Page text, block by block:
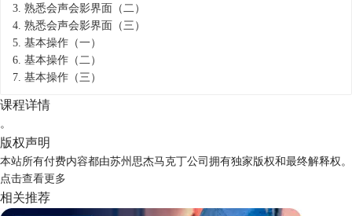
3. 熟悉会声会影界面（二）
4. 熟悉会声会影界面（三）
5. 基本操作（一）
6. 基本操作（二）
7. 基本操作（三）
课程详情
。
版权声明
本站所有付费内容都由苏州思杰马克丁公司拥有独家版权和最终解释权。
点击查看更多
相关推荐